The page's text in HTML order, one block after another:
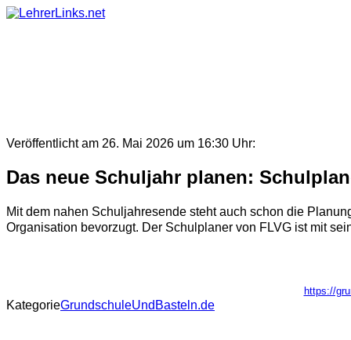
Skip
Veröffentlicht am 26. Mai 2026 um 16:30 Uhr:
Das neue Schuljahr planen:
Mit dem nahen Schuljahresende steht auch schon die
Organisation bevorzugt. Der Schulplaner von FLVG ist mit
https://
KategorieGrundschuleUndBasteln.de